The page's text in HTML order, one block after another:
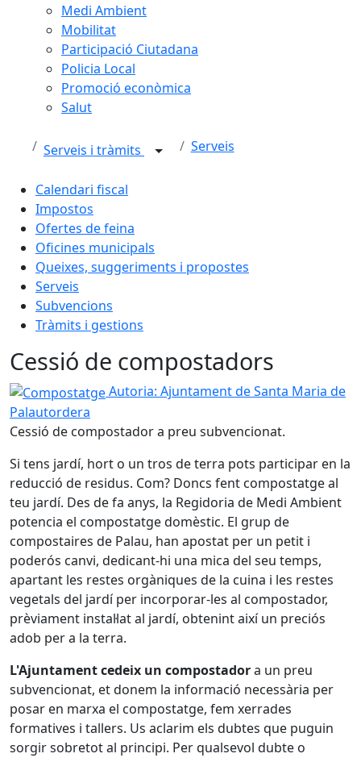
Medi Ambient
Mobilitat
Participació Ciutadana
Policia Local
Promoció econòmica
Salut
Serveis i tràmits Serveis
Calendari fiscal
Impostos
Ofertes de feina
Oficines municipals
Queixes, suggeriments i propostes
Serveis
Subvencions
Tràmits i gestions
Cessió de compostadors
Compostatge
Autoria: Ajuntament de Santa Maria de
Palautordera
Cessió de compostador a preu subvencionat.
Si tens jardí, hort o un tros de terra pots participar en la
reducció de residus. Com? Doncs fent compostatge al
teu jardí. Des de fa anys, la Regidoria de Medi Ambient
potencia el compostatge domèstic. El grup de
compostaires de Palau, han apostat per un petit i
poderós canvi, dedicant-hi una mica del seu temps,
apartant les restes orgàniques de la cuina i les restes
vegetals del jardí per incorporar-les al compostador,
prèviament instal·lat al jardí, obtenint així un preciós
adob per a la terra.
L'Ajuntament cedeix un compostadora un preu
subvencionat, et donem la informació necessària per
posar en marxa el compostatge, fem xerrades
formatives i tallers. Us aclarim els dubtes que puguin
sorgir sobretot al principi. Per qualsevol dubte o